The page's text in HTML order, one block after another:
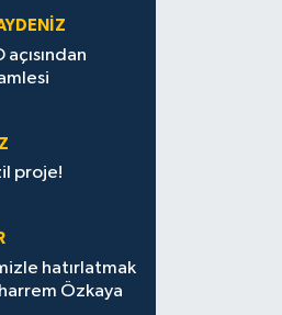
açısından
proje!
hatırlatmak
Özkaya